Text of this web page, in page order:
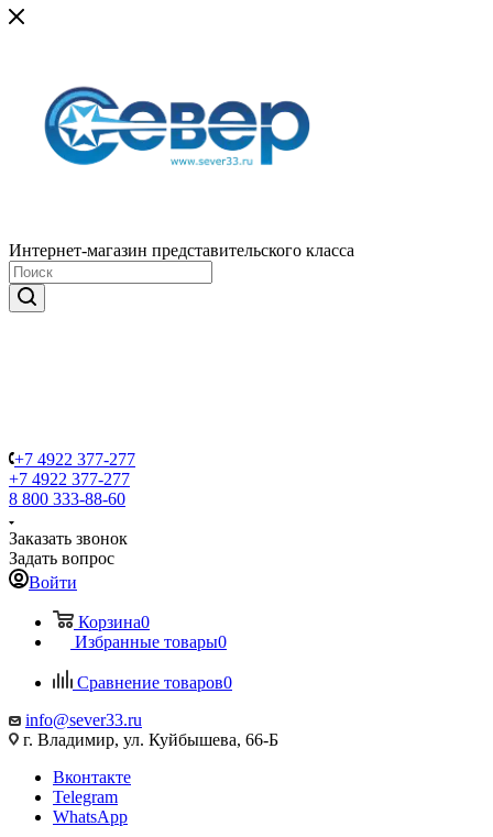
Интернет-магазин представительского класса
+7 4922 377-277
+7 4922 377-277
8 800 333-88-60
Заказать звонок
Задать вопрос
Войти
Корзина0
Избранные товары0
Сравнение товаров0
info@sever33.ru
г. Владимир, ул. Куйбышева, 66-Б
Вконтакте
Telegram
WhatsApp